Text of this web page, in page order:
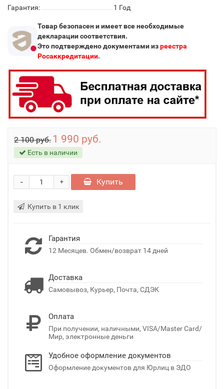
Гарантия:
1 Год
Товар безопасен и имеет все необходимые
декларации соответствия.
Это подтверждено документами изреестра
Росаккредитации.
2 100 руб. 1 990 руб.
Есть в наличии
+
- Купить
Купить в 1 клик
Гарантия
12 Месяцев. Обмен/возврат 14 дней
Доставка
Самовывоз, Курьер, Почта, СДЭК
Оплата
При получении, наличными, VISA/Master Card/
Мир, электронные деньги
Удобное оформление документов
Оформление документов для Юрлиц в ЭДО